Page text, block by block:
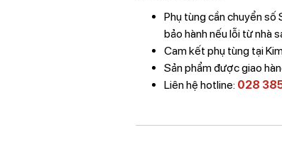
Phụ tùngcần chuyển số
bảo hành nếu lỗi từ nhà
Cam kết phụ tùng tại
Sản phẩm được giao
Liên hệ hotline: 028